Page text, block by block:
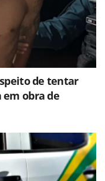
de tentar
obra de